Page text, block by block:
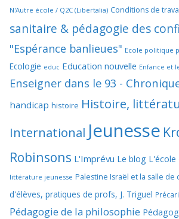
N'Autre école / Q2C (Libertalia) Conditions de
sanitaire & pédagogie des
"Espérance banlieues" Ecole politique
Ecologie educ Education nouvelle Enfance et
Enseigner dans le 93 -
handicap histoire Histoire,
International Jeunesse
Robinsons L'Imprévu Le blog L'école
littérature jeunesse Palestine Israël et la salle de
d'élèves, pratiques de profs, J. Triguel
Pédagogie de la philosophie